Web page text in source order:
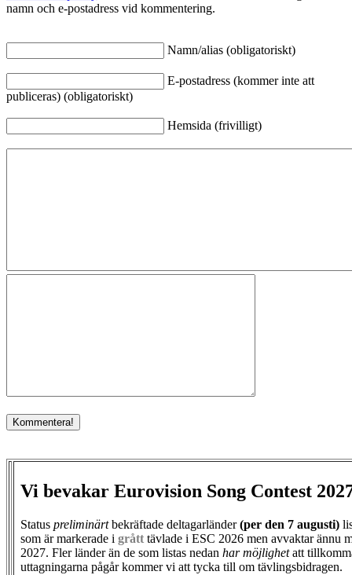
namn och e-postadress vid kommentering.
Namn/alias (obligatoriskt)
E-postadress (kommer inte att
publiceras) (obligatoriskt)
Hemsida (frivilligt)
Vi bevakar Eurovision Song Contest
Status preliminärtbekräftade deltagarländer(per den 7 augusti)
som är markerade i grått tävlade i ESC 2026 men avvaktar ännu
2027. Fler länder än de som listas nedan har möjlighetatt
uttagningarna pågår kommer vi att tycka till om tävlingsbidragen.